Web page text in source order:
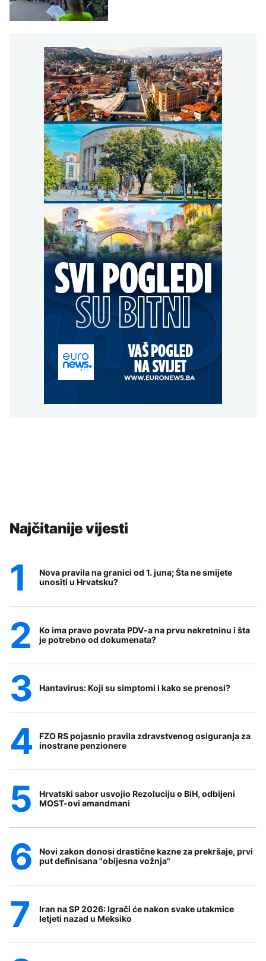
Najčitanije vijesti
Nova pravila na granici od 1. juna; Šta ne smijete
unositi u Hrvatsku?
Ko ima pravo povrata PDV-a na prvu nekretninu i šta
je potrebno od dokumenata?
Hantavirus: Koji su simptomi i kako se prenosi?
FZO RS pojasnio pravila zdravstvenog osiguranja za
inostrane penzionere
Hrvatski sabor usvojio Rezoluciju o BiH, odbijeni
MOST-ovi amandmani
Novi zakon donosi drastične kazne za prekršaje, prvi
put definisana "obijesna vožnja"
Iran na SP 2026: Igrači će nakon svake utakmice
letjeti nazad u Meksiko